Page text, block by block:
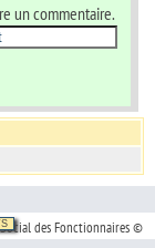
un commentaire.
des Fonctionnaires ©